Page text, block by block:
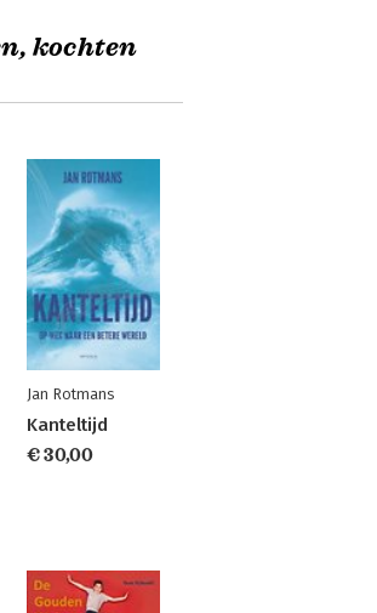
kochten
Jan Rotmans
Kanteltijd
€ 30,00